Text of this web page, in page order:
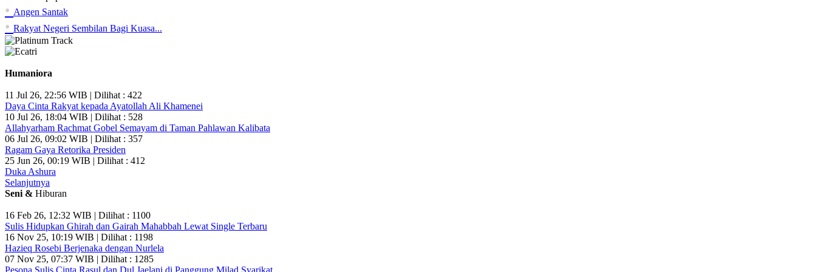
• Angen Santak
• Rakyat Negeri Sembilan Bagi Kuasa...
Humaniora
11 Jul 26, 22:56 WIB | Dilihat : 422
Daya Cinta Rakyat kepada Ayatollah Ali Khamenei
10 Jul 26, 18:04 WIB | Dilihat : 528
Allahyarham Rachmat Gobel Semayam di Taman Pahlawan Kalibata
06 Jul 26, 09:02 WIB | Dilihat : 357
Ragam Gaya Retorika Presiden
25 Jun 26, 00:19 WIB | Dilihat : 412
Duka Ashura
Selanjutnya
Seni & Hiburan
16 Feb 26, 12:32 WIB | Dilihat : 1100
Sulis Hidupkan Ghirah dan Gairah Mahabbah Lewat Single Terbaru
16 Nov 25, 10:19 WIB | Dilihat : 1198
Hazieq Rosebi Berjenaka dengan Nurlela
07 Nov 25, 07:37 WIB | Dilihat : 1285
Pesona Sulis Cinta Rasul dan Dul Jaelani di Panggung Milad Syarikat...